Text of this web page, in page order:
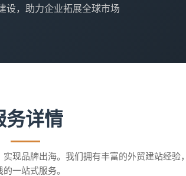
设，助力企业拓展全球市场
务详情
现品牌出海。我们拥有丰富的外贸建站经验
的一站式服务。